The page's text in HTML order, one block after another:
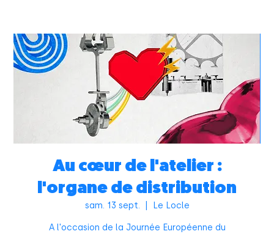
Au cœur de l'atelier :
l'organe de distribution
sam. 13 sept. Le Locle
A l'occasion de la Journée Européenne du